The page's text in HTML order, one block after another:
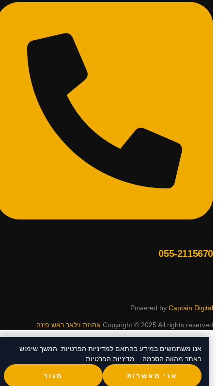
055-2115670
Powered byCaptain Digital
Copyright © 2025 All rights reserved אחוזת וילאר ראש פינה.
אנו משתמשים במידע בהתאם למדיניות הפרטיות. המשך שימוש
באתר מהווה הסכמה.
מדיניות הפרטיות
אני מאשר/ת סגור